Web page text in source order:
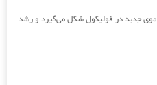
موی جدید در فولیکول شکل می‌گیرد و رشد